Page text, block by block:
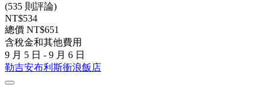
(535 則評論)
NT$534
總價 NT$651
含稅金和其他費用
9 月 5 日 - 9 月 6 日
勒吉安布利斯衝浪飯店